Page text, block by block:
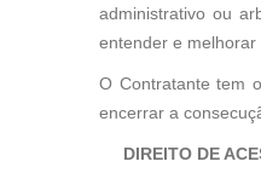
administrativo ou
entender e melhorar
O Contratante tem
encerrar a
DIREITO DE